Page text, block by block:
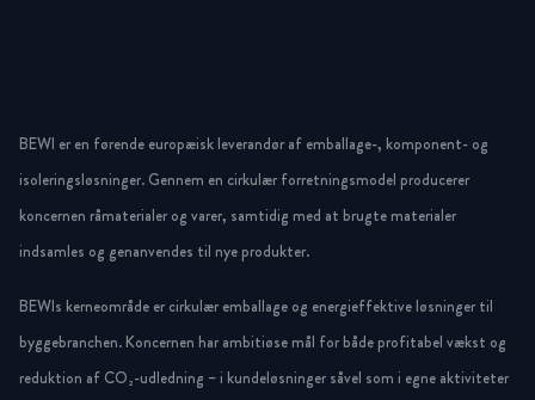
BEWI er en førende europæisk leverandør af emballage-, komponent- og
isoleringsløsninger. Gennem en cirkulær forretningsmodel producerer
koncernen råmaterialer og varer, samtidig med at brugte materialer
indsamles og genanvendes til nye produkter.
BEWIs kerneområde er cirkulær emballage og energieffektive løsninger til
byggebranchen. Koncernen har ambitiøse mål for både profitabel vækst og
reduktion af CO₂-udledning – i kundeløsninger såvel som i egne aktiviteter